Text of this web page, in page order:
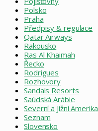
Polsko
Praha
Předpisy & regulace
Qatar Airways
Rakousko
Ras Al Khaimah
Řecko
Rodrigues
Rozhovory
Sandals Resorts
Saúdská Arábie
Severní a Jižní Amerika
Seznam
Slovensko